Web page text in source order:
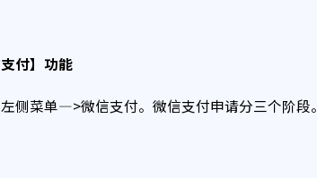
付】功能
侧菜单—>微信支付。微信支付申请分三个阶段。